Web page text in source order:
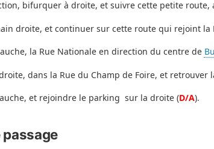
bifurquer à droite, et suivre cette petite route,
droite, et continuer sur cette route qui rejoint la
la Rue Nationale en direction du centre de
dans la Rue du Champ de Foire, et retrouver
et rejoindrele parking sur la droite (D/A).
passage